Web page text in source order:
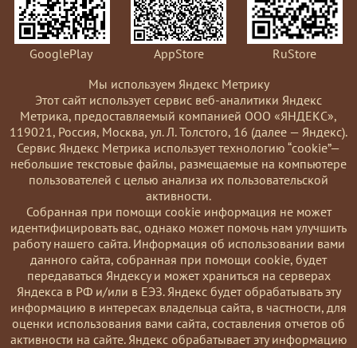
GooglePlay AppStore
RuStore
Мы используем Яндекс Метрику
Этот сайт использует сервис веб-аналитики Яндекс
Метрика, предоставляемый компанией ООО «ЯНДЕКС»,
119021, Россия, Москва, ул. Л. Толстого, 16 (далее — Яндекс).
Сервис Яндекс Метрика использует технологию “cookie”—
небольшие текстовые файлы, размещаемые на компьютере
пользователей с целью анализа их пользовательской
активности.
Coбранная при помощи cookie информация не может
идентифицировать вас, однако может помочь нам улучшить
работу нашего сайта. Информация об использовании вами
данного сайта, собранная при помощи cookie, будет
передаваться Яндексу и может храниться на серверах
Яндекса в РФ и/или в ЕЭЗ. Яндекс будет обрабатывать эту
информацию в интересах владельца сайта, в частности, для
оценки использования вами сайта, составления отчетов об
активности на сайте. Яндекс обрабатывает эту информацию